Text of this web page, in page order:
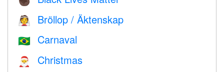
👰 Bröllop / Äktenskap
🇧🇷 Carnaval
🎅 Christmas